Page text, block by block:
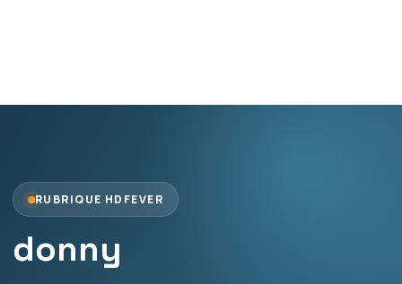
RUBRIQUE HDFEVER
donny